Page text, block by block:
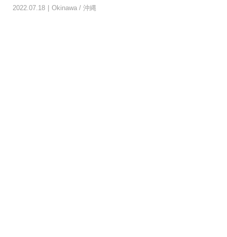
2022.07.18
Okinawa / 沖縄